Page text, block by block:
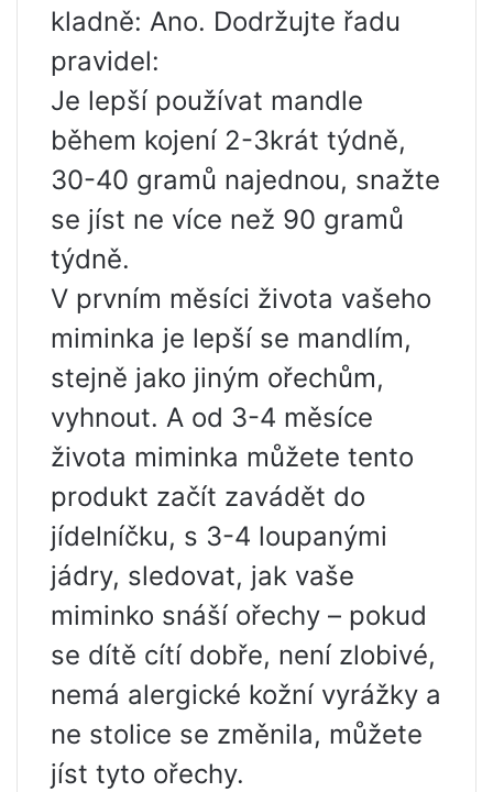
kladně: Ano. Dodržujte řadu
pravidel:
Je lepší používat mandle
během kojení 2-3krát týdně,
30-40 gramů najednou, snažte
se jíst ne více než 90 gramů
týdně.
V prvním měsíci života vašeho
miminka je lepší se mandlím,
stejně jako jiným ořechům,
vyhnout. A od 3-4 měsíce
života miminka můžete tento
produkt začít zavádět do
jídelníčku, s 3-4 loupanými
jádry, sledovat, jak vaše
miminko snáší ořechy – pokud
se dítě cítí dobře, není zlobivé,
nemá alergické kožní vyrážky a
ne stolice se změnila, můžete
jíst tyto ořechy.